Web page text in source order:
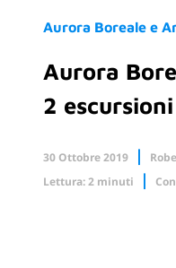
Aurora Boreale e
Aurora
2
30 Ottobre 2019
Lettura: 2 minuti